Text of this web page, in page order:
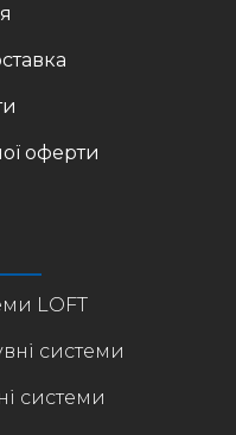
оферти
LOFT
системи
системи